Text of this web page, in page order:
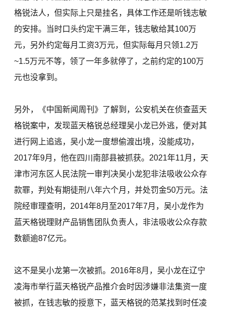
格锐法人，但实际上只是挂名，具体工作还是听钱志敏
的安排。当时口头约定干满三年，钱志敏给其100万
元，另外约定每月工资3万元，但实际每月只领1.2万
~1.5万元不等，领了一年多就停了，之前约定的100万
元也没拿到。
另外，《中国新闻周刊》了解到，公安机关在侦查蓝天
格锐案中，发现蓝天格锐总经理吴小龙已外逃，便对其
进行网上追逃，吴小龙一度想偷渡出境，没能成功，
2017年9月，他在四川南部县被抓获。2021年11月，天
津市河东区人民法院一审判决吴小龙犯非法吸收公众存
款罪，判处有期徒刑八年六个月，并处罚金50万元。法
院经审理查明，2014年8月至2017年7月，吴小龙作为
蓝天格锐理财产品销售团队负责人，非法吸收公众存款
数额逾87亿元。
这不是吴小龙第一次被抓。2016年8月，吴小龙在辽宁
凌海市举行蓝天格锐产品推介会时因涉嫌非法集资一度
被抓，在钱志敏的授意下，蓝天格锐的范某找到时任凌